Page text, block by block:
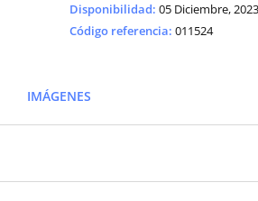
Disponibilidad: 05 Diciembre, 2023
Código referencia: 011524
IMÁGENES